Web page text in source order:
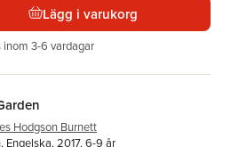
Lägg i varukorg
inom 3-6 vardagar
Hodgson Burnett
Engelska, 2017, 6-9 år